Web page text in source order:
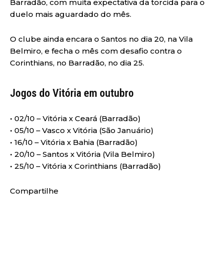
Barradão, com muita expectativa da torcida para o
duelo mais aguardado do mês.
O clube ainda encara o Santos no dia 20, na Vila
Belmiro, e fecha o mês com desafio contra o
Corinthians, no Barradão, no dia 25.
Jogos do Vitória em outubro
• 02/10 – Vitória x Ceará (Barradão)
• 05/10 – Vasco x Vitória (São Januário)
• 16/10 – Vitória x Bahia (Barradão)
• 20/10 – Santos x Vitória (Vila Belmiro)
• 25/10 – Vitória x Corinthians (Barradão)
Compartilhe